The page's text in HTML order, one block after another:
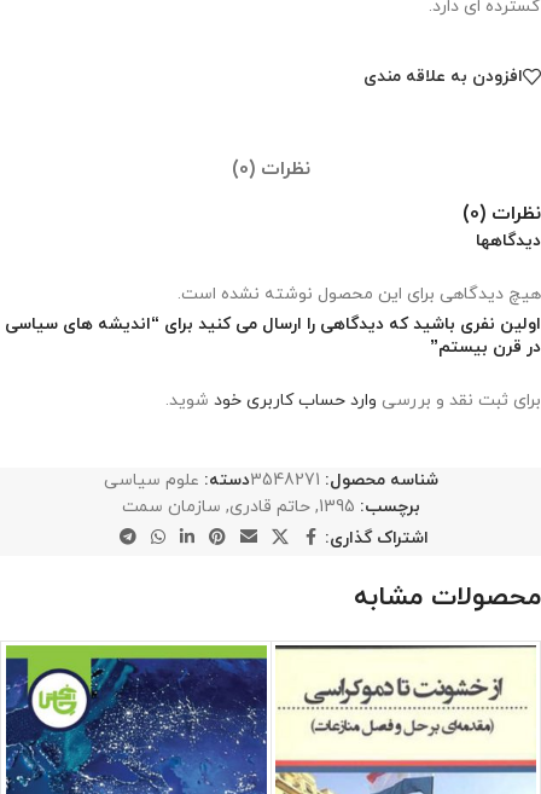
گسترده ای دارد.
افزودن به علاقه مندی
نظرات (0)
نظرات (0)
دیدگاهها
هیچ دیدگاهی برای این محصول نوشته نشده است.
اولین نفری باشید که دیدگاهی را ارسال می کنید برای “اندیشه های سیاسی
در قرن بیستم”
برای ثبت نقد و بررسی وارد حساب کاربری خود شوید.
شناسه محصول: 3548271دسته: علوم سیاسی
برچسب: 1395
, حاتم قادری, سازمان سمت
اشتراک گذاری:
محصولات مشابه